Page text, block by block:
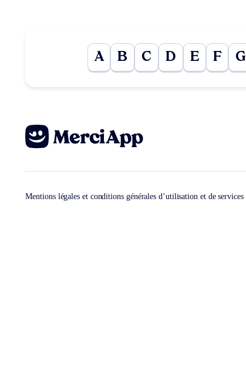
A B C D E F G
Mentions légales et conditions générales d’utilisation et de services